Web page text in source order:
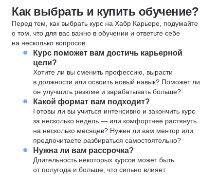
Как выбрать и купить обучение?
Перед тем, как выбрать курс на Хабр Карьере, подумайте
о том, что для вас важно в обучении и ответьте себе
на несколько вопросов:
Курс поможет вам достичь карьерной
цели?
Хотите ли вы сменить профессию, вырасти
в должности или освоить новый навык? Поможет ли
он улучшить резюме и зарабатывать больше?
Какой формат вам подходит?
Готовы ли вы учиться интенсивно и закончить курс
за несколько недель — или комфортнее растянуть
на несколько месяцев? Нужен ли вам ментор или
предпочитаете разбираться самостоятельно?
Нужна ли вам рассрочка?
Длительность некоторых курсов может быть
от полугода и больше, что сильно влияет